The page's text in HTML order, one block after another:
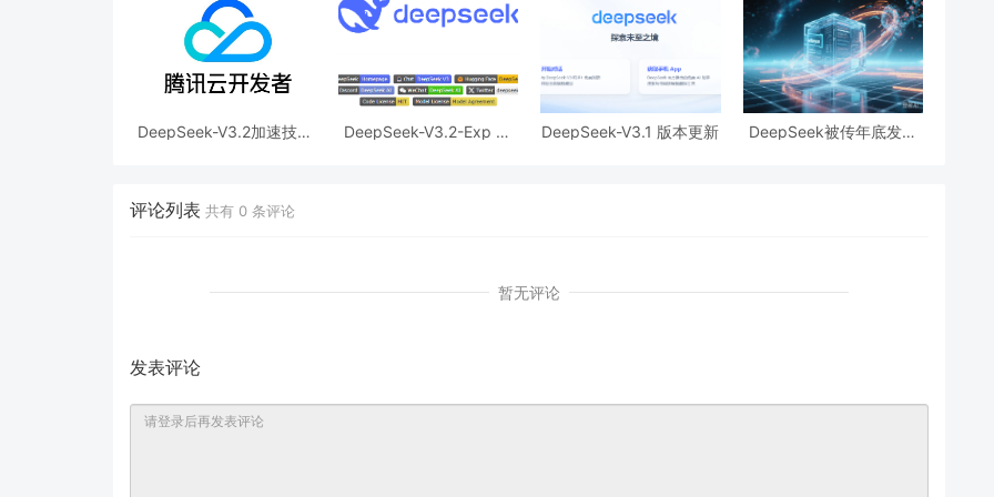
DeepSeek-V3.2加速技术
DeepSeek-V3.2-Exp 发
DeepSeek-V3.1 版本更新
DeepSeek被传年底发布
评论列表 共有 0 条评论
暂无评论
发表评论